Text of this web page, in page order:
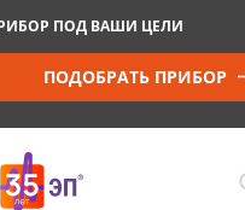
ПОД ВАШИ ЦЕЛИ
ПОДОБРАТЬ ПРИБОР